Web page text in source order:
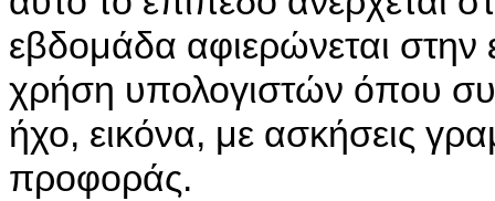
εβδομάδα αφιερώνεται
χρήση υπολογιστών όπου
ήχο, εικόνα, με ασκήσεις
προφοράς.